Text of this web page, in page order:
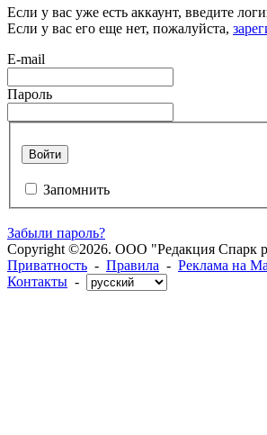
Если у вас уже есть аккаунт, введите
Если у вас его еще нет, пожалуйста,
E-mail
Пароль
Войти
Запомнить
Забыли пароль?
Copyright ©2026. ООО "Редакция Спарк
Приватность - Правила - Реклама на
Контакты -